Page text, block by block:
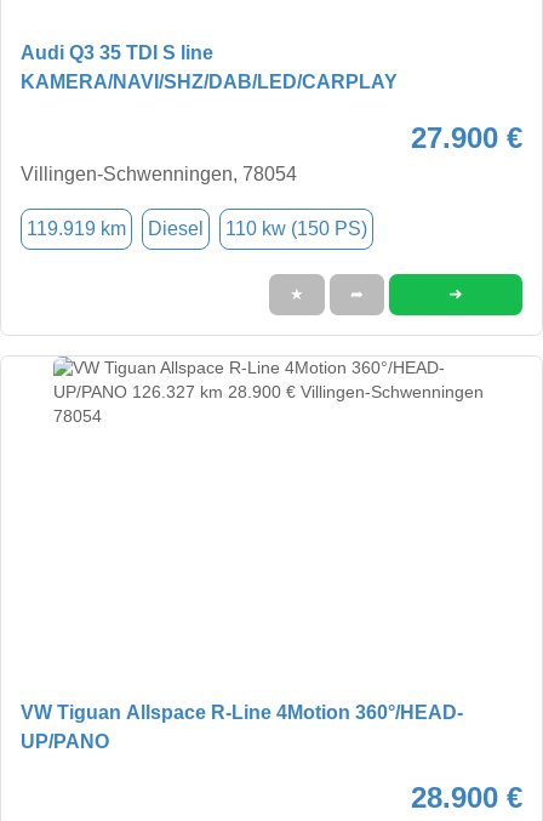
Audi Q3 35 TDI S line
KAMERA/NAVI/SHZ/DAB/LED/CARPLAY
27.900 €
Villingen-Schwenningen, 78054
119.919 km Diesel 110 kw (150 PS)
★ ➦ ➜
VW Tiguan Allspace R-Line 4Motion 360°/HEAD-
UP/PANO
28.900 €